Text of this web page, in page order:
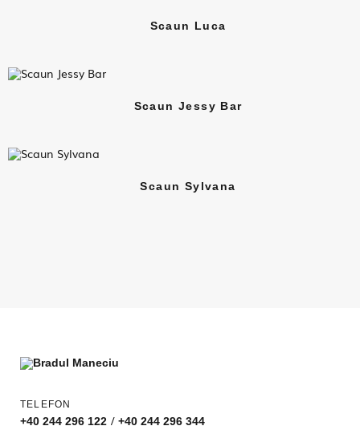
Scaun Luca
Scaun Jessy Bar
Scaun Sylvana
TELEFON
+40 244 296 122 / +40 244 296 344